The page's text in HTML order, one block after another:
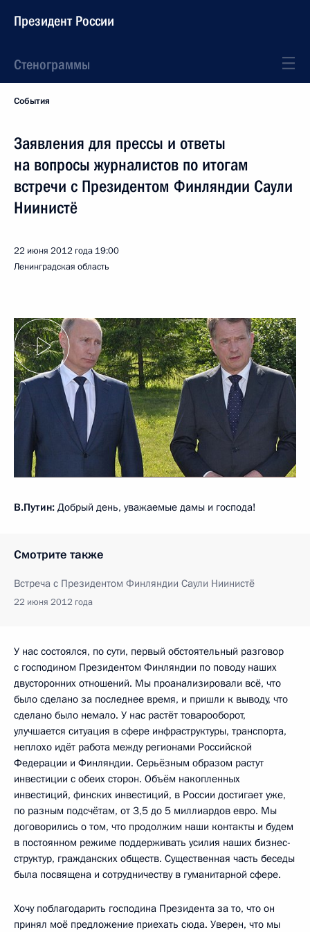
Президент России
Стенограммы
События
Заявления для прессы и ответы
на вопросы журналистов по итогам
встречи с Президентом Финляндии Саули
Ниинистё
22 июня 2012 года 19:00
Ленинградская область
В.Путин: Добрый день, уважаемые дамы и господа!
Смотрите также
Встреча с Президентом Финляндии Саули Ниинистё
22 июня 2012 года
У нас состоялся, по сути, первый обстоятельный разговор
с господином Президентом Финляндии по поводу наших
двусторонних отношений. Мы проанализировали всё, что
было сделано за последнее время, и пришли к выводу, что
сделано было немало. У нас растёт товарооборот,
улучшается ситуация в сфере инфраструктуры, транспорта,
неплохо идёт работа между регионами Российской
Федерации и Финляндии. Серьёзным образом растут
инвестиции с обеих сторон. Объём накопленных
инвестиций, финских инвестиций, в России достигает уже,
по разным подсчётам, от 3,5 до 5 миллиардов евро. Мы
договорились о том, что продолжим наши контакты и будем
в постоянном режиме поддерживать усилия наших бизнес-
структур, гражданских обществ. Существенная часть беседы
была посвящена и сотрудничеству в гуманитарной сфере.
Хочу поблагодарить господина Президента за то, что он
принял моё предложение приехать сюда. Уверен, что мы